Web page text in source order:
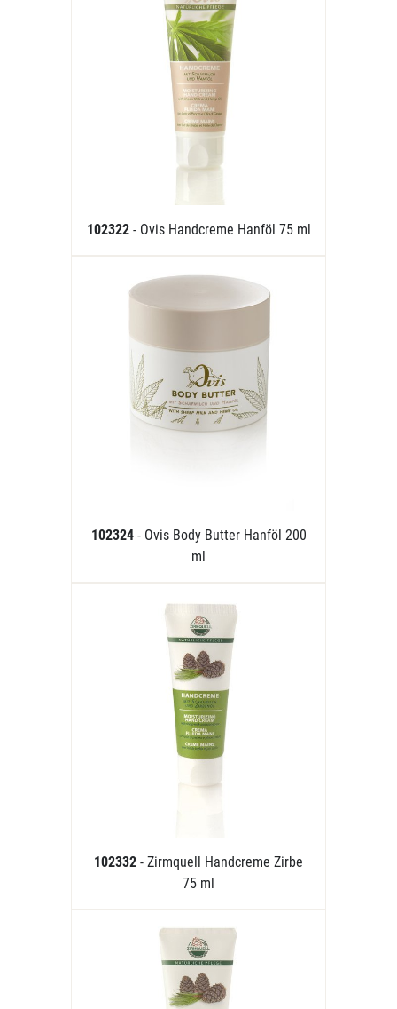
102322 - Ovis Handcreme Hanföl 75 ml
102324 - Ovis Body Butter Hanföl 200
ml
102332 - Zirmquell Handcreme Zirbe
75 ml